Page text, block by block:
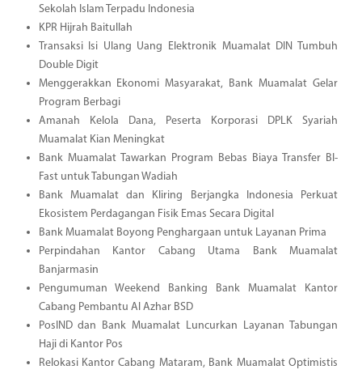
Sekolah Islam Terpadu Indonesia
KPR Hijrah Baitullah
Transaksi Isi Ulang Uang Elektronik Muamalat DIN Tumbuh
Double Digit
Menggerakkan Ekonomi Masyarakat, Bank Muamalat Gelar
Program Berbagi
Amanah Kelola Dana, Peserta Korporasi DPLK Syariah
Muamalat Kian Meningkat
Bank Muamalat Tawarkan Program Bebas Biaya Transfer BI-
Fast untuk Tabungan Wadiah
Bank Muamalat dan Kliring Berjangka Indonesia Perkuat
Ekosistem Perdagangan Fisik Emas Secara Digital
Bank Muamalat Boyong Penghargaan untuk Layanan Prima
Perpindahan Kantor Cabang Utama Bank Muamalat
Banjarmasin
Pengumuman Weekend Banking Bank Muamalat Kantor
Cabang Pembantu Al Azhar BSD
PosIND dan Bank Muamalat Luncurkan Layanan Tabungan
Haji di Kantor Pos
Relokasi Kantor Cabang Mataram, Bank Muamalat Optimistis